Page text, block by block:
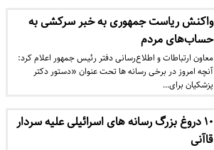
واکنش ریاست جمهوری به خبر سرکشی به
حساب‌های مردم
معاون ارتباطات و اطلاع‌رسانی دفتر رئیس جمهور اعلام کرد:
آنچه امروز در برخی رسانه ها تحت عنوان «دستور دکتر
پزشکیان برای…
۱۰ دروغ بزرگ رسانه های اسرائیلی علیه سردار
قاآنی